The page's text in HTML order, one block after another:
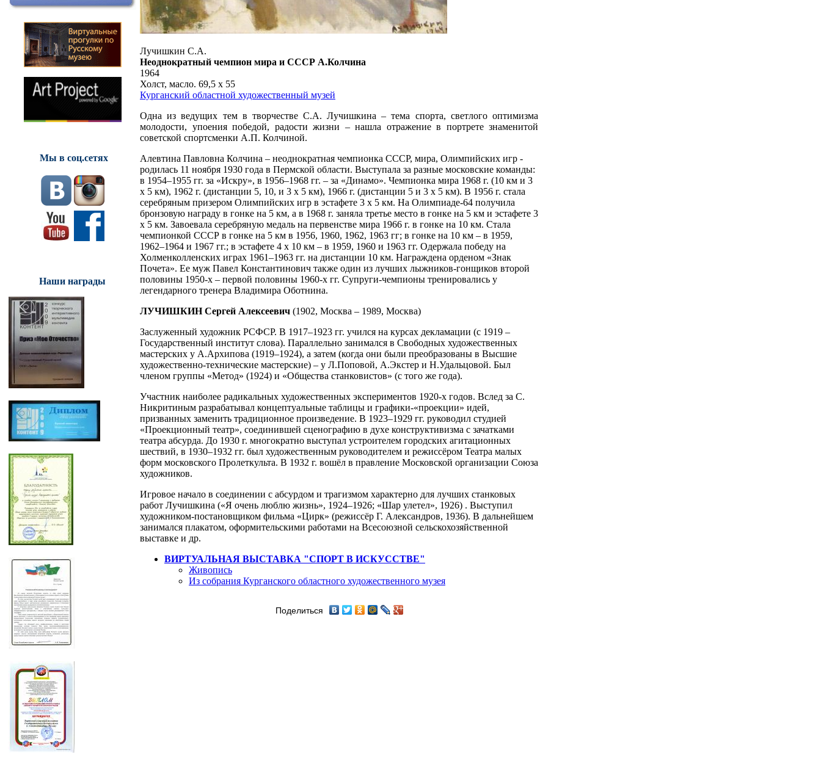
Мы в соц.сетях
Наши награды
Лучишкин С.А.
Неоднократный чемпион мира и CCCР А.Колчина
1964
Холст, масло. 69,5 х 55
Курганский областной художественный музей
Одна из ведущих тем в творчестве С.А. Лучишкина – тема спорта, светлого оптимизма
молодости, упоения победой, радости жизни – нашла отражение в портрете знаменитой
советской спортсменки А.П. Колчиной.
Алевтина Павловна Колчина – неоднократная чемпионка СССР, мира, Олимпийских игр -
родилась 11 ноября 1930 года в Пермской области. Выступала за разные московские команды:
в 1954–1955 гг. за «Искру», в 1956–1968 гг. – за «Динамо». Чемпионка мира 1968 г. (10 км и 3
х 5 км), 1962 г. (дистанции 5, 10, и 3 х 5 км), 1966 г. (дистанции 5 и 3 х 5 км). В 1956 г. стала
серебряным призером Олимпийских игр в эстафете 3 х 5 км. На Олимпиаде-64 получила
бронзовую награду в гонке на 5 км, а в 1968 г. заняла третье место в гонке на 5 км и эстафете 3
х 5 км. Завоевала серебряную медаль на первенстве мира 1966 г. в гонке на 10 км. Стала
чемпионкой СССР в гонке на 5 км в 1956, 1960, 1962, 1963 гг; в гонке на 10 км – в 1959,
1962–1964 и 1967 гг.; в эстафете 4 х 10 км – в 1959, 1960 и 1963 гг. Одержала победу на
Холменколленских играх 1961–1963 гг. на дистанции 10 км. Награждена орденом «Знак
Почета». Ее муж Павел Константинович также один из лучших лыжников-гонщиков второй
половины 1950-х – первой половины 1960-х гг. Супруги-чемпионы тренировались у
легендарного тренера Владимира Оботнина.
ЛУЧИШКИН Сергей Алексеевич (1902, Москва – 1989, Москва)
Заслуженный художник РСФСР. В 1917–1923 гг. учился на курсах декламации (с 1919 –
Государственный институт слова). Параллельно занимался в Свободных художественных
мастерских у А.Архипова (1919–1924), а затем (когда они были преобразованы в Высшие
художественно-технические мастерские) – у Л.Поповой, А.Экстер и Н.Удальцовой. Был
членом группы «Метод» (1924) и «Общества станковистов» (с того же года).
Участник наиболее радикальных художественных экспериментов 1920-х годов. Вслед за С.
Никритиным разрабатывал концептуальные таблицы и графики-«проекции» идей,
призванных заменить традиционное произведение. В 1923–1929 гг. руководил студией
«Проекционный театр», соединившей сценографию в духе конструктивизма с зачатками
театра абсурда. До 1930 г. многократно выступал устроителем городских агитационных
шествий, в 1930–1932 гг. был художественным руководителем и режиссёром Театра малых
форм московского Пролеткульта. В 1932 г. вошёл в правление Московской организации Союза
художников.
Игровое начало в соединении с абсурдом и трагизмом характерно для лучших станковых
работ Лучишкина («Я очень люблю жизнь», 1924–1926; «Шар улетел», 1926) . Выступил
художником-постановщиком фильма «Цирк» (режиссёр Г. Александров, 1936). В дальнейшем
занимался плакатом, оформительскими работами на Всесоюзной сельскохозяйственной
выставке и др.
ВИРТУАЛЬНАЯ ВЫСТАВКА "СПОРТ В ИСКУССТВЕ"
Живопись
Из собрания Курганского областного художественного музея
Поделиться